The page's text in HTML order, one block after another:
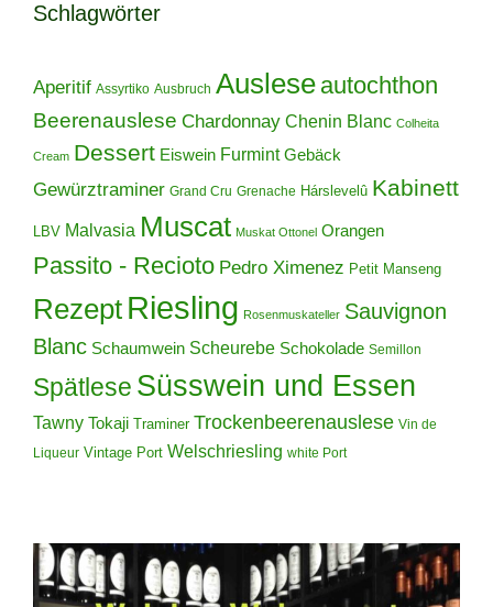
Schlagwörter
Aperitif Assyrtiko Ausbruch Auslese autochthon
Beerenauslese Chardonnay Chenin Blanc Colheita
Cream Dessert Eiswein Furmint Gebäck
Gewürztraminer Grand Cru Grenache Hárslevelû Kabinett
LBV Malvasia Muscat Muskat Ottonel Orangen
Passito - Recioto Pedro Ximenez Petit Manseng
Rezept Riesling Rosenmuskateller Sauvignon
Blanc Schaumwein Scheurebe Schokolade Semillon
Spätlese Süsswein und Essen
Tawny Tokaji Traminer Trockenbeerenauslese Vin de
Liqueur Vintage Port Welschriesling white Port